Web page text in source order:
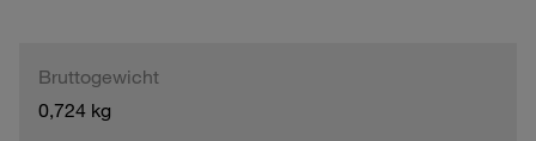
Bruttogewicht
0,724 kg